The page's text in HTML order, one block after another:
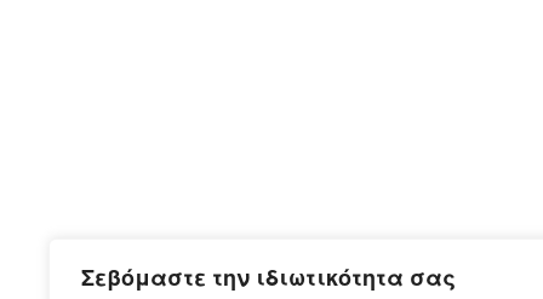
Σεβόμαστε την ιδιωτικότητα σας